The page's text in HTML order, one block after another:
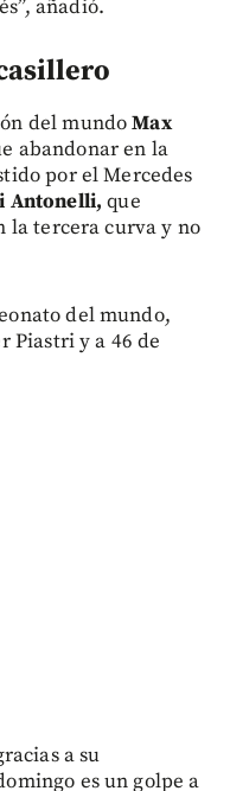
añadió.
del mundoMax
abandonar en la
por el Mercedes
Antonelli, que
la tercera curva y no
del mundo,
Piastri y a 46 de
a su
es un golpe a